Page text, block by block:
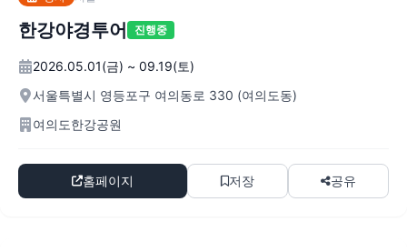
한강야경투어 진행중
2026.05.01(금) ~ 09.19(토)
서울특별시 영등포구 여의동로 330 (여의도동)
여의도한강공원
홈페이지 저장 공유